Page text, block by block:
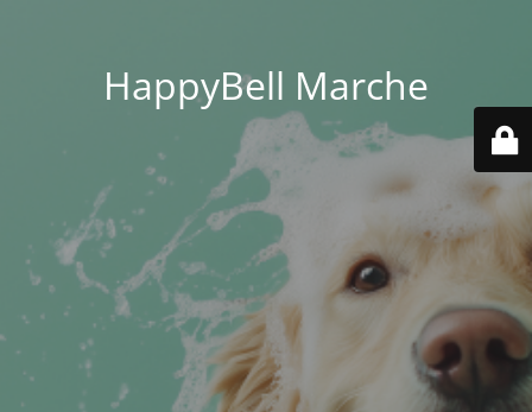
HappyBell Marche